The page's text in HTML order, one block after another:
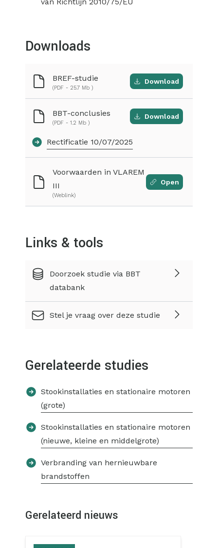
van Richtlijn 2010/75/EU
Downloads
BREF-studie
(PDF - 25.7 Mb )
Download
BBT-conclusies
(PDF - 1.2 Mb )
Download
Rectificatie 10/07/2025
Voorwaarden in VLAREM
III
(Weblink)
Open
Links & tools
Doorzoek studie via BBT
databank
Stel je vraag over deze studie
Gerelateerde studies
Stookinstallaties en stationaire motoren
(grote)
Stookinstallaties en stationaire motoren
(nieuwe, kleine en middelgrote)
Verbranding van hernieuwbare
brandstoffen
Gerelateerd nieuws